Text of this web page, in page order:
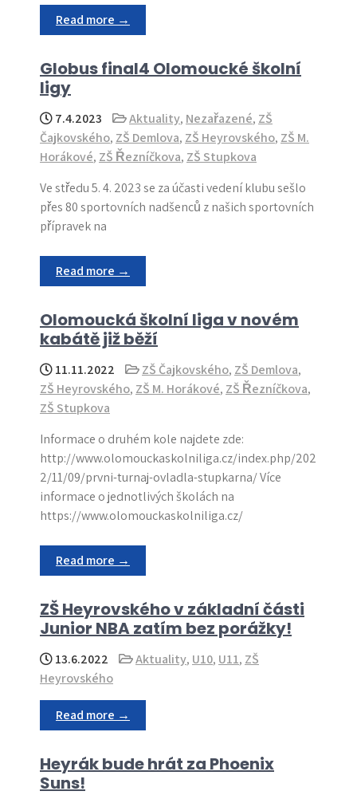
Read more →
Globus final4 Olomoucké školní
ligy
7.4.2023 Aktuality, Nezařazené, ZŠ
Čajkovského, ZŠ Demlova, ZŠ Heyrovského, ZŠ M.
Horákové, ZŠ Řezníčkova, ZŠ Stupkova
Ve středu 5. 4. 2023 se za účasti vedení klubu sešlo
přes 80 sportovních nadšenců z našich sportovních
přípravek na
Read more →
Olomoucká školní liga v novém
kabátě již běží
11.11.2022 ZŠ Čajkovského, ZŠ Demlova,
ZŠ Heyrovského, ZŠ M. Horákové, ZŠ Řezníčkova,
ZŠ Stupkova
Informace o druhém kole najdete zde:
http://www.olomouckaskolniliga.cz/index.php/202
2/11/09/prvni-turnaj-ovladla-stupkarna/ Více
informace o jednotlivých školách na
https://www.olomouckaskolniliga.cz/
Read more →
ZŠ Heyrovského v základní části
Junior NBA zatím bez porážky!
13.6.2022 Aktuality, U10, U11, ZŠ
Heyrovského
Read more →
Heyrák bude hrát za Phoenix
Suns!